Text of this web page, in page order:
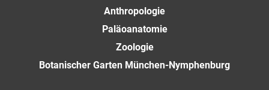
Anthropologie
Paläoanatomie
Zoologie
Botanischer Garten München-Nymphenburg